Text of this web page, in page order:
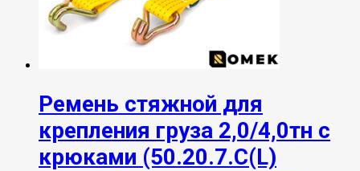
Ремень стяжной для
крепления груза 2,0/4,0тн с
крюками (50.20.7.C(L)